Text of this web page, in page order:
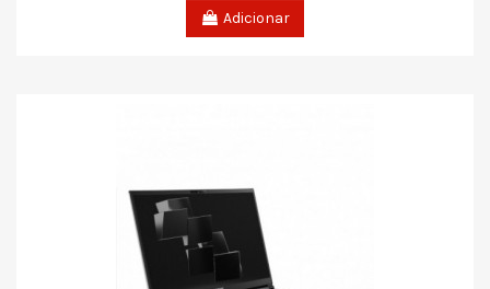
Adicionar